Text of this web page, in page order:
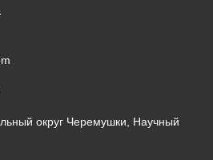
округ Черемушки, Научный